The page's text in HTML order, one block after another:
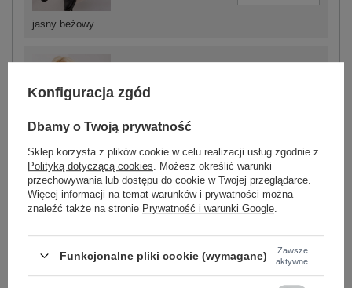
jasny beżowy
ciemny beżowy
2016103451395
Zobacz wszystkie kolory (+6)
ZALOGUJ SIĘ I ZOBACZ CENĘ
Konfiguracja zgód
Dbamy o Twoją prywatność
Sklep korzysta z plików cookie w celu realizacji usług zgodnie z
Polityką dotyczącą cookies . Możesz określić warunki
przechowywania lub dostępu do cookie w Twojej przeglądarce.
Więcej informacji na temat warunków i prywatności można
znaleźć także na stronie Prywatność i warunki Google
Funkcjonalne pliki cookie (wymagane)
Zawsze
aktywne